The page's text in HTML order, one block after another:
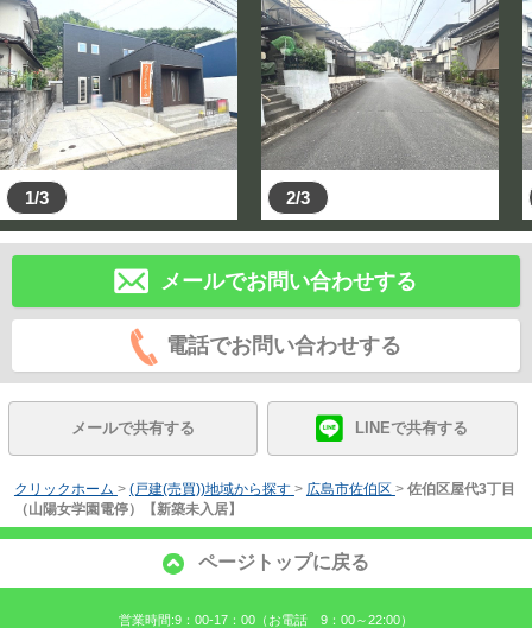
1/3 2/3
メールでお問い合わせする
電話でお問い合わせする
メールで共有する LINEで共有する
クリックホーム > (戸建(売買))地域から探す > 広島市佐伯区 > 佐伯区屋代3丁目
（山陽女学園電停）【新築未入居】
ページトップに戻る
営業時間:9：00-17：00（お電話 9：00～22:00）